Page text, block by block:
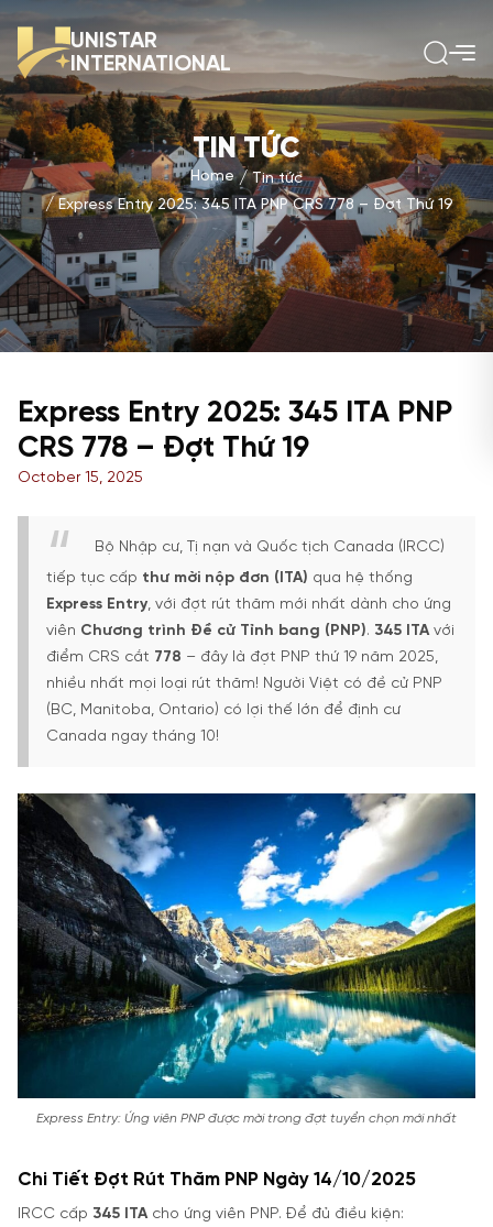
UNISTAR
INTERNATIONAL
TIN TỨC
Home
Tin tức
Express Entry 2025: 345 ITA PNP CRS 778 – Đợt Thứ 19
Express Entry 2025: 345 ITA PNP
CRS 778 – Đợt Thứ 19
October 15, 2025
Bộ Nhập cư, Tị nạn và Quốc tịch Canada (IRCC)
tiếp tục cấp thư mời nộp đơn (ITA) qua hệ thống
Express Entry, với đợt rút thăm mới nhất dành cho ứng
viên Chương trình Đề cử Tỉnh bang (PNP). 345 ITAvới
điểm CRS cắt 778 – đây là đợt PNP thứ 19 năm 2025,
nhiều nhất mọi loại rút thăm! Người Việt có đề cử PNP
(BC, Manitoba, Ontario) có lợi thế lớn để định cư
Canada ngay tháng 10!
Express Entry: Ứng viên PNP được mời trong đợt tuyển chọn mới nhất
Chi Tiết Đợt Rút Thăm PNP Ngày 14/10/2025
IRCC cấp 345 ITAcho ứng viên PNP. Để đủ điều kiện: